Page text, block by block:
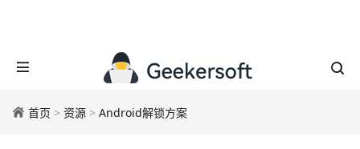
首页 > 资源 > Android解锁方案